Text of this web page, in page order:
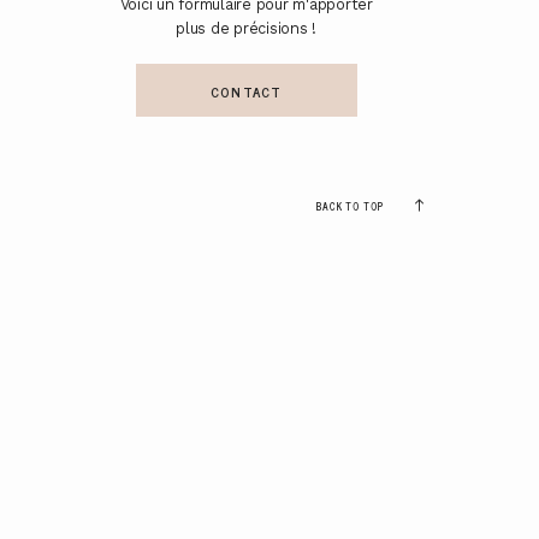
Voici un formulaire pour m'apporter
plus de précisions !
CONTACT
BACK TO TOP